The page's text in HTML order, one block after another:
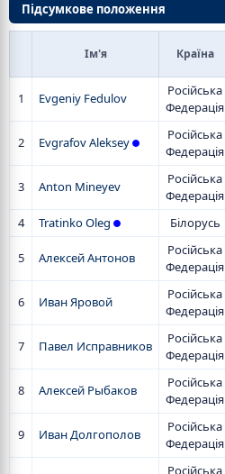
Підсумкове положення
Ім'я Країна
1 Evgeniy Fedulov
Російська
Федерація
2 Evgrafov Aleksey
Російська
Федерація
3 Anton Mineyev
Російська
Федерація
4 Tratinko Oleg Білорусь
5 Алексей Антонов
Російська
Федерація
6 Иван Яровой
Російська
Федерація
7 Павел Исправников
Російська
Федерація
8 Алексей Рыбаков
Російська
Федерація
9 Иван Долгополов
Російська
Федерація
Російська